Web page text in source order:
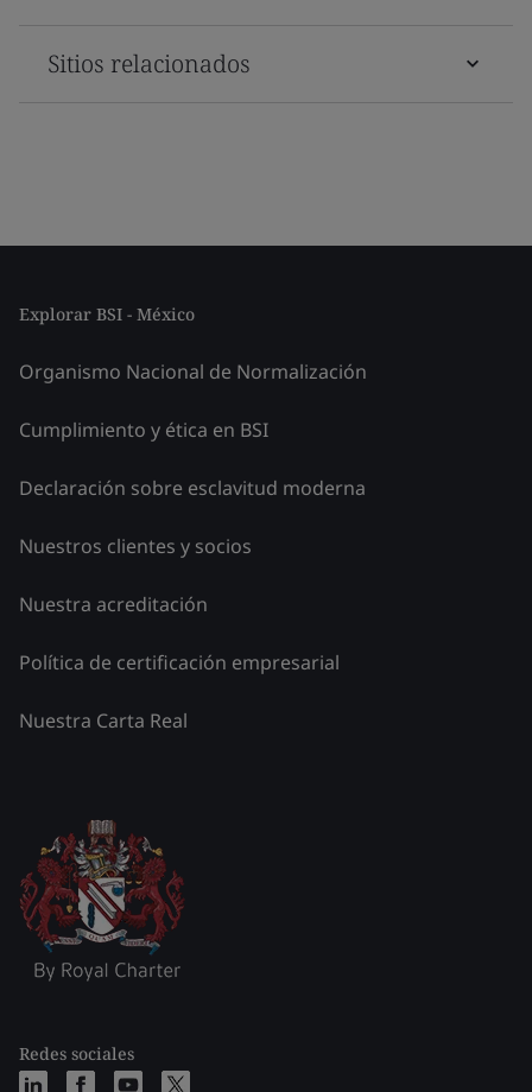
Sitios relacionados
Explorar BSI - México
Organismo Nacional de Normalización
Cumplimiento y ética en BSI
Declaración sobre esclavitud moderna
Nuestros clientes y socios
Nuestra acreditación
Política de certificación empresarial
Nuestra Carta Real
Redes sociales